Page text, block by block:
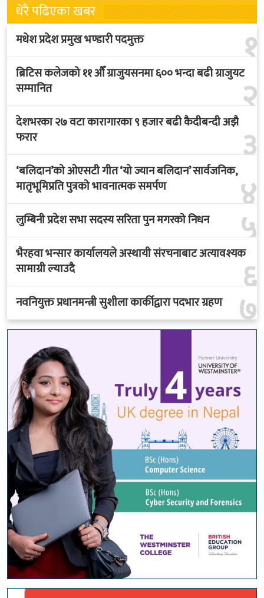
धेरै पढिएका खबर
१
मधेश प्रदेश प्रमुख भण्डारी पदमुक्त
२
ब्रिटिस कलेजको ११ औँ ग्राजुयसनमा ६०० भन्दा बढी ग्राजुयट
सम्मानित
३
देशभरका २७ वटा कारागारका ९ हजार बढी कैदीबन्दी अझै
फरार
४
‘बलिदान’को ओएसटी गीत ‘यो ज्यान बलिदान’ सार्वजनिक,
मातृभूमिप्रति पुत्रको भावनात्मक समर्पण
५
लुम्बिनी प्रदेश सभा सदस्य सरिता पुन मगरको निधन
६
भैरहवा भन्सार कार्यालयले अस्थायी संरचनाबाट अत्यावश्यक
सामाग्री ल्याउदै
७
नवनियुक्त प्रधानमन्त्री सुशीला कार्कीद्वारा पदभार ग्रहण